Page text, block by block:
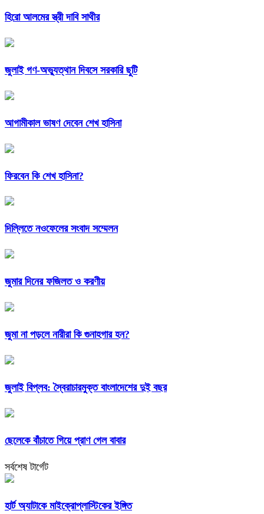
হিরো আলমের স্ত্রী দাবি সাথীর
জুলাই গণ-অভ্যুত্থান দিবসে সরকারি ছুটি
আগামীকাল ভাষণ দেবেন শেখ হাসিনা
ফিরবেন কি শেখ হাসিনা?
দিল্লিতে নওফেলের সংবাদ সম্মেলন
জুমার দিনের ফজিলত ও করণীয়
জুমা না পড়লে নারীরা কি গুনাহগার হন?
জুলাই বিপ্লব: স্বৈরাচারমুক্ত বাংলাদেশের দুই বছর
ছেলেকে বাঁচাতে গিয়ে প্রাণ গেল বাবার
সর্বশেষ টার্গেট
হার্ট অ্যাটাকে মাইক্রোপ্লাস্টিকের ইঙ্গিত